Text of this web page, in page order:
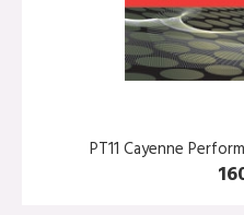
PT11 Cayenne